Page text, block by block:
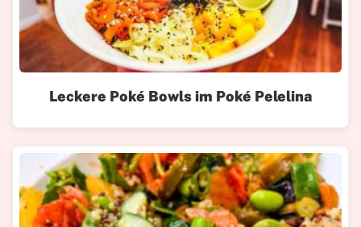
Leckere Poké Bowls im Poké Pelelina